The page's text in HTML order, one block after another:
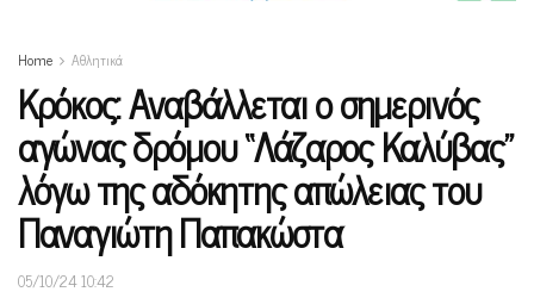
Home Αθλητικά
Kρόκος: Αναβάλλεται ο σημερινός
αγώνας δρόμου “Λάζαρος Καλύβας”
λόγω της αδόκητης απώλειας του
Παναγιώτη Παπακώστα
05/10/24 10:42